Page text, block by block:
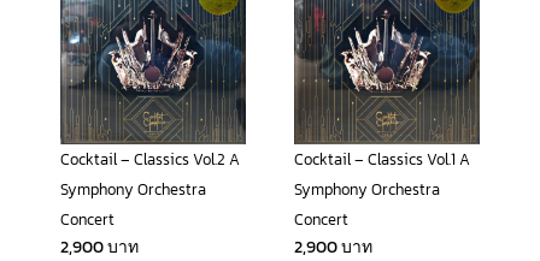
Cocktail – Classics Vol.2 A
Symphony Orchestra
Concert
2,900บาท
Cocktail – Classics Vol.1 A
Symphony Orchestra
Concert
2,900บาท